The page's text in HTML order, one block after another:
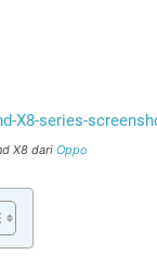
X8 dari Oppo